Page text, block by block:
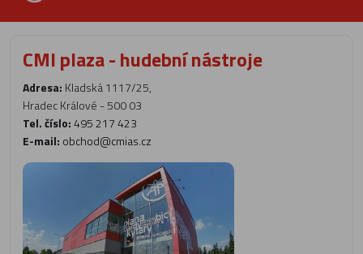
CMI plaza - hudební nástroje
Adresa: Kladská 1117/25,
Hradec Králové - 500 03
Tel. číslo:495 217 423
E-mail: obchod@cmias.cz